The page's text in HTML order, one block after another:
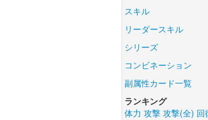
スキル
リーダースキル
シリーズ
コンビネーション
副属性カード一覧
ランキング
体力 攻撃 攻撃(全) 回